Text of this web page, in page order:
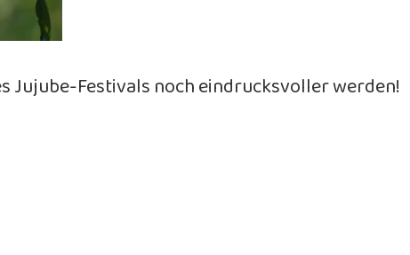
Jujube-Festivals noch eindrucksvoller werden!